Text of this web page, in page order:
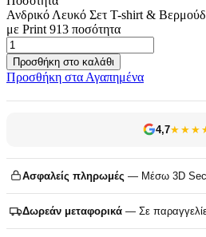
Ανδρικό Λευκό Σετ T-shirt &
με Print 913 ποσότητα
Προσθήκη στο καλάθι
Προσθήκη στα Αγαπημένα
4,7
Ασφαλείς πληρωμές — Μέσω 3D
Δωρεάν μεταφορικά — Σε